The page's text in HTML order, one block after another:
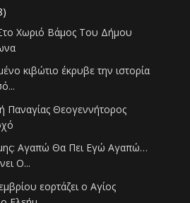
Χωριό Βάμος Του Δήμου
κιβώτιο έκρυβε την ιστορία
Παναγίας Θεογεννήτορος
Αγαπώ Θα Πει Εγώ Αγαπώ…
Ο...
εορτάζει ο Αγίος